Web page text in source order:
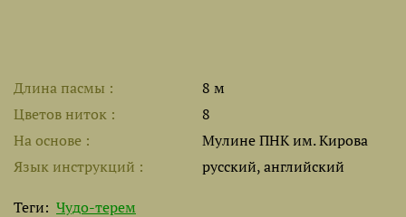
Длина пасмы
8 м
Цветов ниток
8
На основе
Мулине ПНК им. Кирова
Язык инструкций
русский, английский
Теги: Чудо-терем